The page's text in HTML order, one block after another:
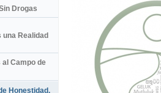
Drogas
Realidad
Campo de
Honestidad,